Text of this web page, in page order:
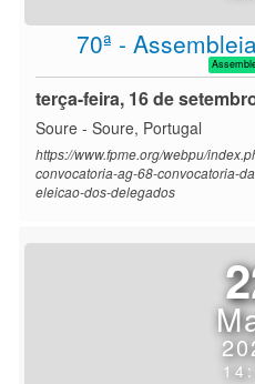
70ª -
terça-feira, 16 de
Soure - Soure, Portugal
https://www.fpme.org/webpu/
convocatoria-ag-68-convocatoria-
eleicao-dos-delegados